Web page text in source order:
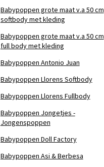
Babypoppen grote maat v.a 50 cm
softbody met kleding
Babypoppen grote maat v.a 50 cm
full body met kleding
Babypoppen Antonio Juan
Babypoppen Llorens Softbody
Babypoppen Llorens Fullbody
Babypoppen Jongetjes -
Jongenspoppen
Babypoppen Doll Factory
Babypoppen Asi & Berbesa